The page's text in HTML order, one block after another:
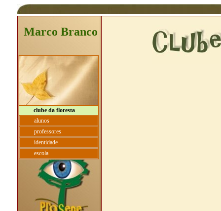
Marco Branco
clube da floresta
alunos
professores
identidade
escola